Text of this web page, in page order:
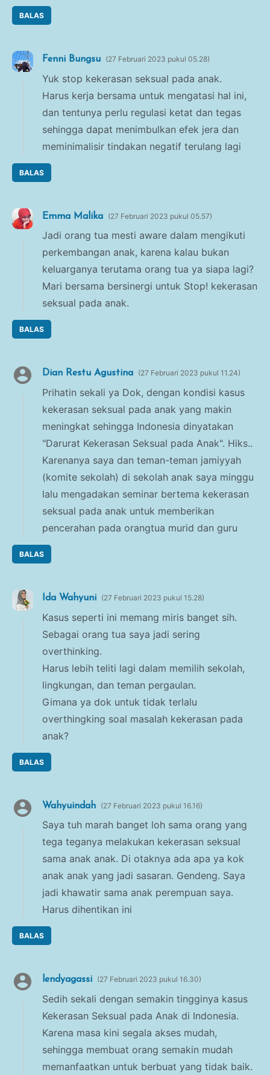
BALAS
Fenni Bungsu 27 Februari 2023 pukul 05.28
Yuk stop kekerasan seksual pada anak.
Harus kerja bersama untuk mengatasi hal ini,
dan tentunya perlu regulasi ketat dan tegas
sehingga dapat menimbulkan efek jera dan
meminimalisir tindakan negatif terulang lagi
BALAS
Emma Malika 27 Februari 2023 pukul 05.57
Jadi orang tua mesti aware dalam mengikuti
perkembangan anak, karena kalau bukan
keluarganya terutama orang tua ya siapa lagi?
Mari bersama bersinergi untuk Stop! kekerasan
seksual pada anak.
BALAS
Dian Restu Agustina 27 Februari 2023 pukul 11.24
Prihatin sekali ya Dok, dengan kondisi kasus
kekerasan seksual pada anak yang makin
meningkat sehingga Indonesia dinyatakan
"Darurat Kekerasan Seksual pada Anak". Hiks..
Karenanya saya dan teman-teman jamiyyah
(komite sekolah) di sekolah anak saya minggu
lalu mengadakan seminar bertema kekerasan
seksual pada anak untuk memberikan
pencerahan pada orangtua murid dan guru
BALAS
Ida Wahyuni 27 Februari 2023 pukul 15.28
Kasus seperti ini memang miris banget sih.
Sebagai orang tua saya jadi sering
overthinking.
Harus lebih teliti lagi dalam memilih sekolah,
lingkungan, dan teman pergaulan.
Gimana ya dok untuk tidak terlalu
overthingking soal masalah kekerasan pada
anak?
BALAS
Wahyuindah 27 Februari 2023 pukul 16.16
Saya tuh marah banget loh sama orang yang
tega teganya melakukan kekerasan seksual
sama anak anak. Di otaknya ada apa ya kok
anak anak yang jadi sasaran. Gendeng. Saya
jadi khawatir sama anak perempuan saya.
Harus dihentikan ini
BALAS
lendyagassi 27 Februari 2023 pukul 16.30
Sedih sekali dengan semakin tingginya kasus
Kekerasan Seksual pada Anak di Indonesia.
Karena masa kini segala akses mudah,
sehingga membuat orang semakin mudah
memanfaatkan untuk berbuat yang tidak baik.